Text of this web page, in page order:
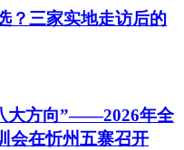
？三家实地走访后的
大方向”——2026年全
会在忻州五寨召开